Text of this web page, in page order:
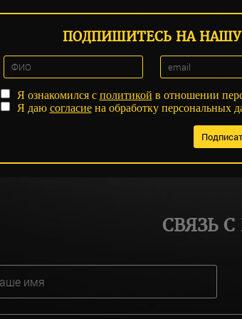
ПОДПИШИТЕСЬ НА НАШУ
Я ознакомился с политикой в отношении
Я даю согласиена обработку персональных
СВЯЗЬ